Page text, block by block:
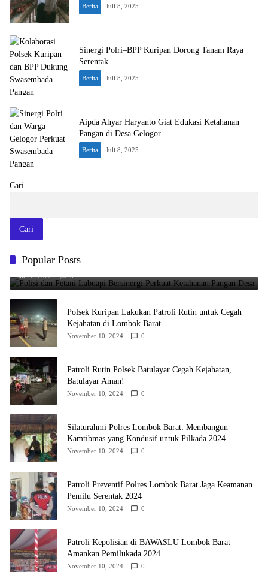
Berita Juli 8, 2025
Sinergi Polri–BPP Kuripan Dorong Tanam Raya
Serentak
Berita Juli 8, 2025
Aipda Ahyar Haryanto Giat Edukasi Ketahanan
Pangan di Desa Gelogor
Berita Juli 8, 2025
Cari
Cari
Popular Posts
Desa
Juli 8, 2025 0
Polsek Kuripan Lakukan Patroli Rutin untuk Cegah
Kejahatan di Lombok Barat
November 10, 2024 0
Patroli Rutin Polsek Batulayar Cegah Kejahatan,
Batulayar Aman!
November 10, 2024 0
Silaturahmi Polres Lombok Barat: Membangun
Kamtibmas yang Kondusif untuk Pilkada 2024
November 10, 2024 0
Patroli Preventif Polres Lombok Barat Jaga Keamanan
Pemilu Serentak 2024
November 10, 2024 0
Patroli Kepolisian di BAWASLU Lombok Barat
Amankan Pemilukada 2024
November 10, 2024 0